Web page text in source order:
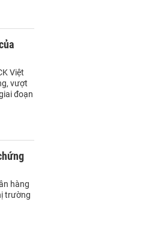
Việt
vượt
đoạn
hàng
trường